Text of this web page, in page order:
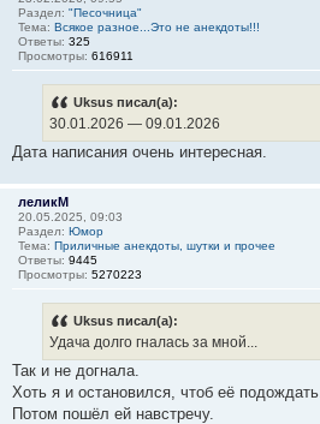
Раздел: "Песочница"
Тема: Всякое разное...Это не анекдоты!!!
Ответы: 325
Просмотры: 616911
Uksus писал(а):
30.01.2026 — 09.01.2026
Дата написания очень интересная.
леликМ
20.05.2025, 09:03
Раздел: Юмор
Тема: Приличные анекдоты, шутки и прочее
Ответы: 9445
Просмотры: 5270223
Uksus писал(а):
Удача долго гналась за мной...
Так и не догнала.
Хоть я и остановился, чтоб её подождать.
Потом пошёл ей навстречу.